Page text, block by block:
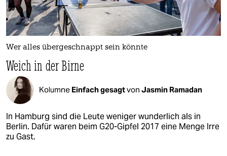
Wer alles übergeschnappt sein könnte
Weich in der Birne
Kolumne Einfach gesagtvon Jasmin Ramadan
In Hamburg sind die Leute weniger wunderlich als in
Berlin. Dafür waren beim G20-Gipfel 2017 eine Menge Irre
zu Gast.